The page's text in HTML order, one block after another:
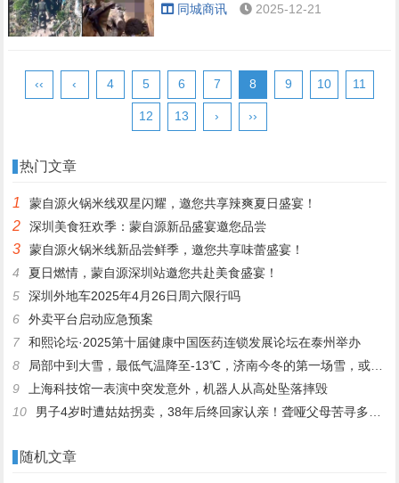
同城商讯 2025-12-21
‹‹ ‹ 4 5 6 7 8 9 10 11
12 13 › ››
热门文章
1 蒙自源火锅米线双星闪耀，邀您共享辣爽夏日盛宴！
2 深圳美食狂欢季：蒙自源新品盛宴邀您品尝
3
蒙自源火锅米线新品尝鲜季，邀您共享味蕾盛宴！
4
夏日燃情，蒙自源深圳站邀您共赴美食盛宴！
5
深圳外地车2025年4月26日周六限行吗
6
外卖平台启动应急预案
7
和熙论坛·2025第十届健康中国医药连锁发展论坛在泰州举办
8
局部中到大雪，最低气温降至-13℃，济南今冬的第一场雪，或跟去年同一时间！
9
上海科技馆一表演中突发意外，机器人从高处坠落摔毁
10
男子4岁时遭姑姑拐卖，38年后终回家认亲！聋哑父母苦寻多年，母亲已抱憾离世丨红星寻人
随机文章